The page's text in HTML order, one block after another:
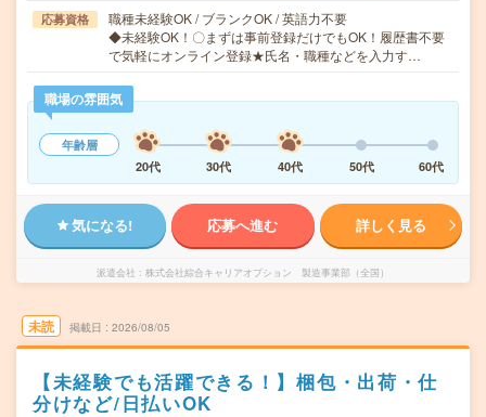
応募資格
職種未経験OK / ブランクOK / 英語力不要
◆未経験OK！〇まずは事前登録だけでもOK！履歴書不要
で気軽にオンライン登録★氏名・職種などを入力す…
職場の雰囲気
年齢層
20代
30代 40代 50代 60代
気になる! 応募へ進む 詳しく見る
派遣会社 株式会社綜合キャリアオプション 製造事業部（全国）
未読 掲載日 2026/08/05
【未経験でも活躍できる！】梱包・出荷・仕
分けなど/日払いOK